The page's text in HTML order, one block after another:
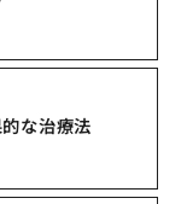
な治療法